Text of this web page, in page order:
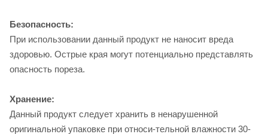
Безопасность:
При использовании данный продукт не наносит вреда
здоровью. Острые края могут потенциально представлять
опасность пореза.
Хранение:
Данный продукт следует хранить в ненарушенной
оригинальной упаковке при относи-тельной влажности 30-